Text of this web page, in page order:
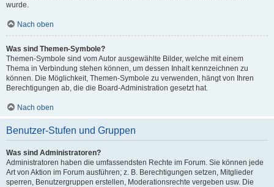
wurde.
Nach oben
Was sind Themen-Symbole?
Themen-Symbole sind vom Autor ausgewählte Bilder, welche mit einem
Thema in Verbindung stehen können, um dessen Inhalt kennzeichnen zu
können. Die Möglichkeit, Themen-Symbole zu verwenden, hängt von Ihren
Berechtigungen ab, die die Board-Administration gesetzt hat.
Nach oben
Benutzer-Stufen und Gruppen
Was sind Administratoren?
Administratoren haben die umfassendsten Rechte im Forum. Sie können jede
Art von Aktion im Forum ausführen; z. B. Berechtigungen setzen, Mitglieder
sperren, Benutzergruppen erstellen, Moderationsrechte vergeben usw. Die